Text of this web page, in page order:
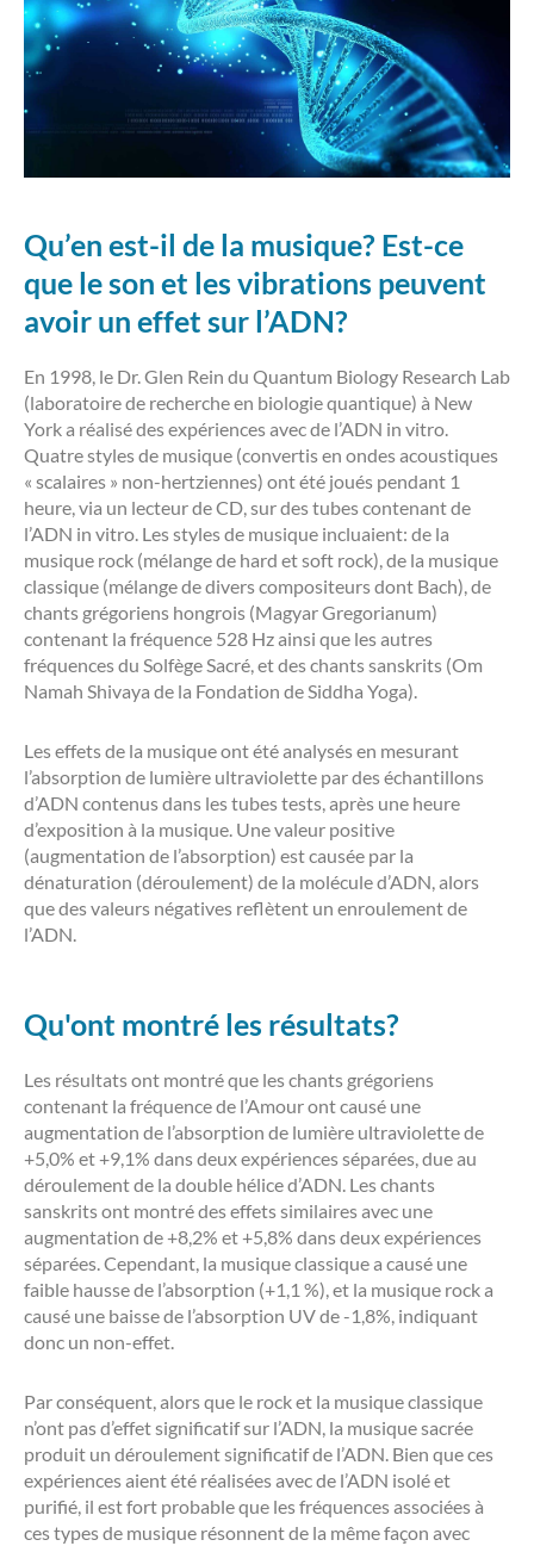
Qu’en est-il de la musique? Est-ce
que le son et les vibrations peuvent
avoir un effet sur l’ADN?
En 1998, le Dr. Glen Rein du Quantum Biology Research Lab
(laboratoire de recherche en biologie quantique) à New
York a réalisé des expériences avec de l’ADN in vitro.
Quatre styles de musique (convertis en ondes acoustiques
« scalaires » non-hertziennes) ont été joués pendant 1
heure, via un lecteur de CD, sur des tubes contenant de
l’ADN in vitro. Les styles de musique incluaient: de la
musique rock (mélange de hard et soft rock), de la musique
classique (mélange de divers compositeurs dont Bach), de
chants grégoriens hongrois (Magyar Gregorianum)
contenant la fréquence 528 Hz ainsi que les autres
fréquences du Solfège Sacré, et des chants sanskrits (Om
Namah Shivaya de la Fondation de Siddha Yoga).
Les effets de la musique ont été analysés en mesurant
l’absorption de lumière ultraviolette par des échantillons
d’ADN contenus dans les tubes tests, après une heure
d’exposition à la musique. Une valeur positive
(augmentation de l’absorption) est causée par la
dénaturation (déroulement) de la molécule d’ADN, alors
que des valeurs négatives reflètent un enroulement de
l’ADN.
Qu'ont montré les résultats?
Les résultats ont montré que les chants grégoriens
contenant la fréquence de l’Amour ont causé une
augmentation de l’absorption de lumière ultraviolette de
+5,0% et +9,1% dans deux expériences séparées, due au
déroulement de la double hélice d’ADN. Les chants
sanskrits ont montré des effets similaires avec une
augmentation de +8,2% et +5,8% dans deux expériences
séparées. Cependant, la musique classique a causé une
faible hausse de l’absorption (+1,1 %), et la musique rock a
causé une baisse de l’absorption UV de -1,8%, indiquant
donc un non-effet.
Par conséquent, alors que le rock et la musique classique
n’ont pas d’effet significatif sur l’ADN, la musique sacrée
produit un déroulement significatif de l’ADN. Bien que ces
expériences aient été réalisées avec de l’ADN isolé et
purifié, il est fort probable que les fréquences associées à
ces types de musique résonnent de la même façon avec